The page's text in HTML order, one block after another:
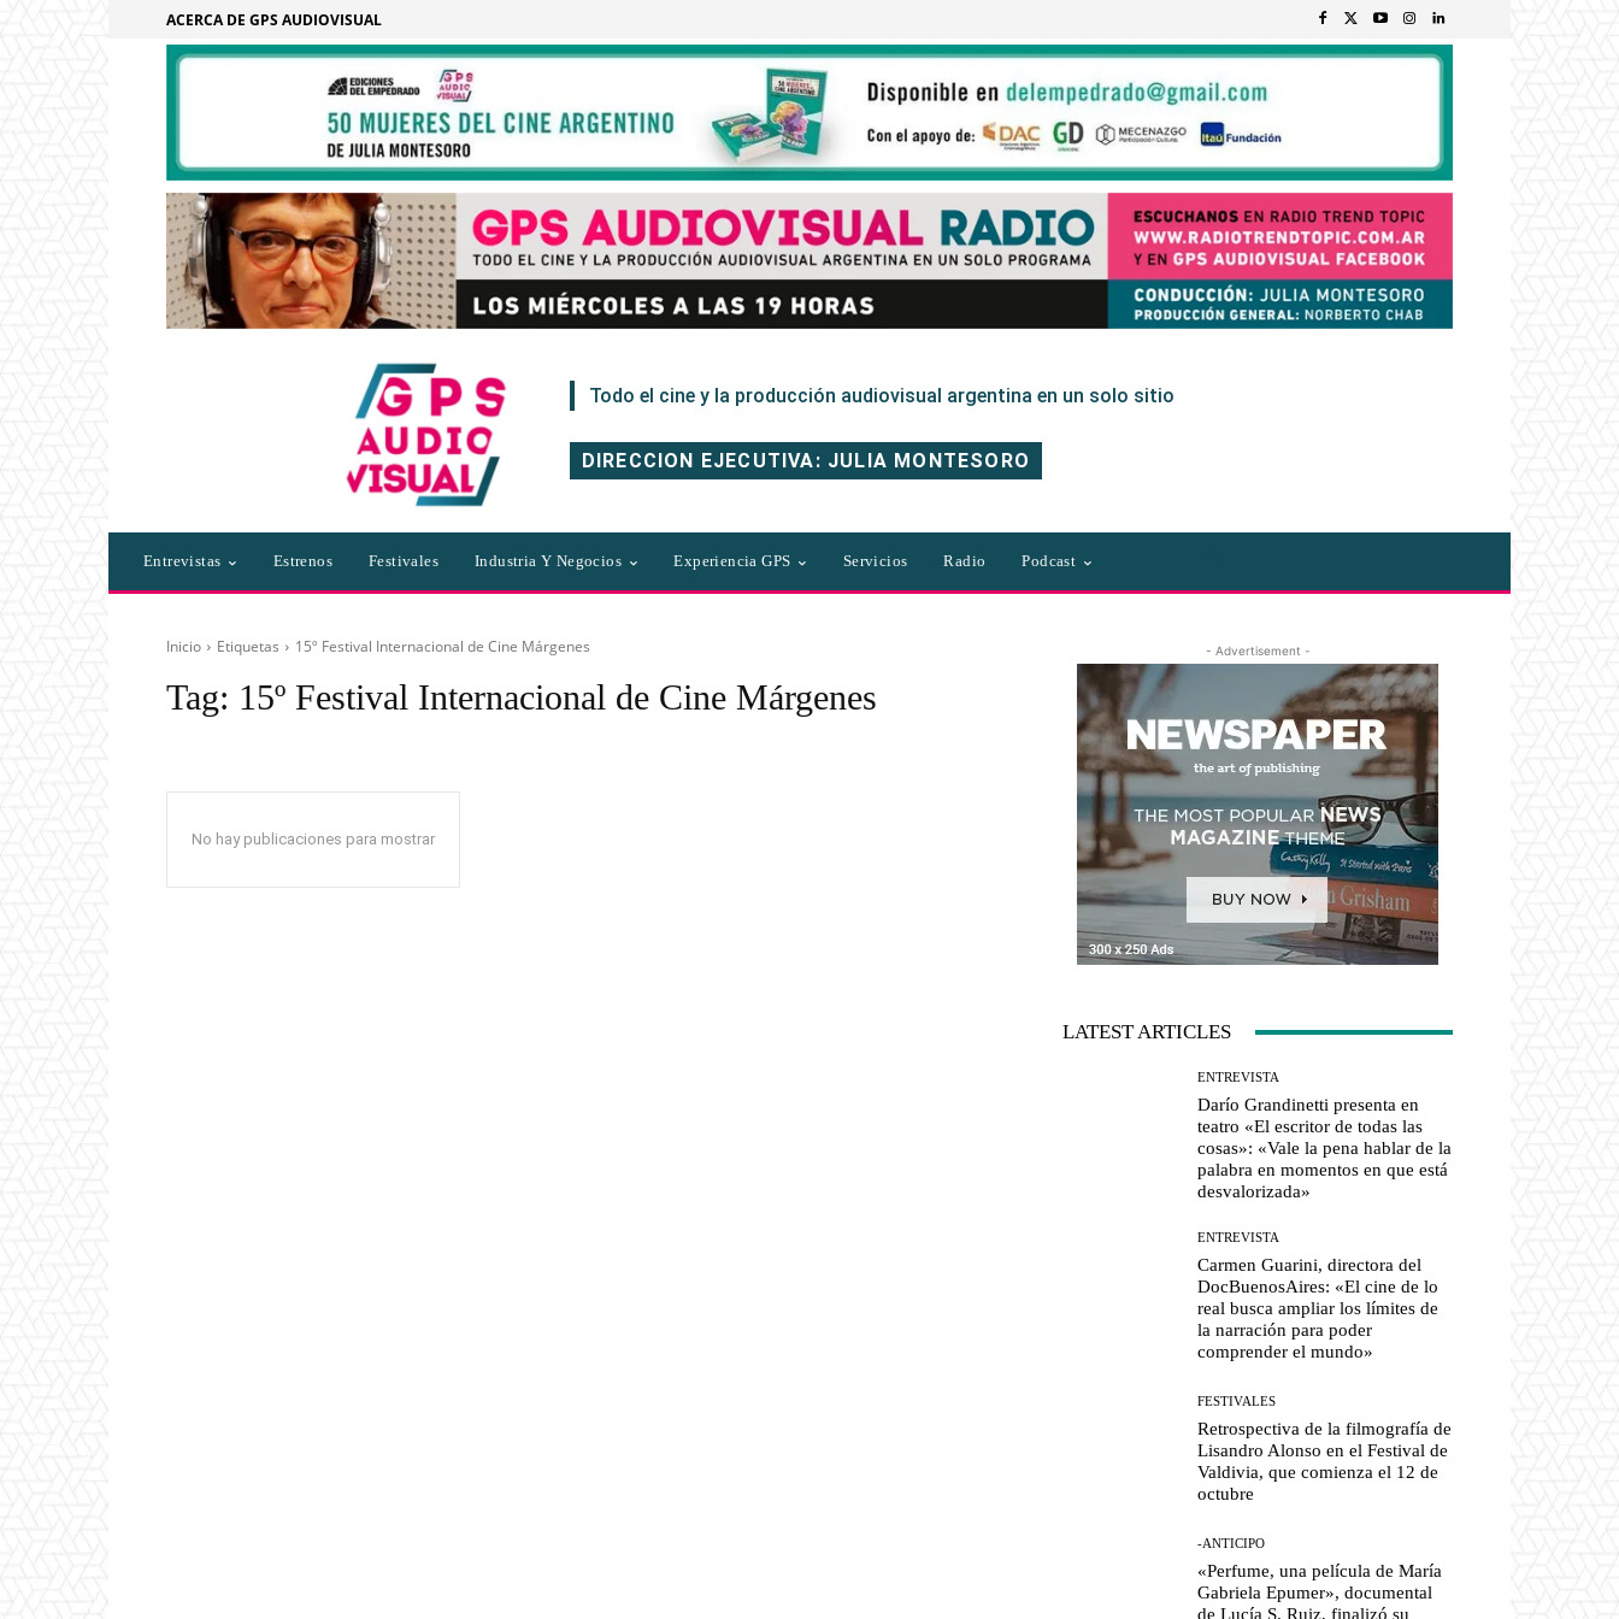
ACERCA DE GPS AUDIOVISUAL
Todo el cine y la producción audiovisual argentina en un solo sitio
DIRECCION EJECUTIVA: JULIA MONTESORO
Entrevistas Estrenos Festivales Industria Y Negocios Experiencia GPS Servicios Radio Podcast
Inicio Etiquetas 15º Festival Internacional de Cine Márgenes
Tag: 15º Festival Internacional de Cine Márgenes
No hay publicaciones para mostrar
- Advertisement -
LATEST ARTICLES
ENTREVISTA
Darío Grandinetti presenta en
teatro «El escritor de todas las
cosas»: «Vale la pena hablar de la
palabra en momentos en que está
desvalorizada»
ENTREVISTA
Carmen Guarini, directora del
DocBuenosAires: «El cine de lo
real busca ampliar los límites de
la narración para poder
comprender el mundo»
FESTIVALES
Retrospectiva de la filmografía de
Lisandro Alonso en el Festival de
Valdivia, que comienza el 12 de
octubre
-ANTICIPO
«Perfume, una película de María
Gabriela Epumer», documental
de Lucía S. Ruiz, finalizó su